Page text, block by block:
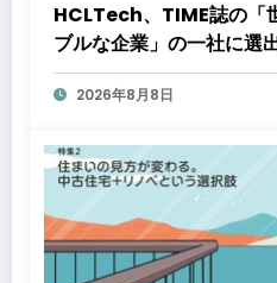
HCLTech、TIME誌の「
ブルな企業」の一社に選
2026年8月8日